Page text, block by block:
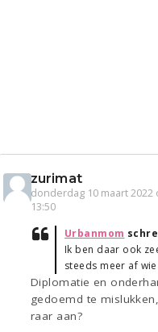
zurimat
donderdag 10 maart 2022
13:50
Urbanmom
Ik ben daar ook
steeds meer af
Diplomatie en
gedoemd te
raar aan?